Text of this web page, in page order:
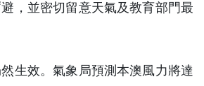
，並密切留意天氣及教育部門最
生效。氣象局預測本澳風力將達